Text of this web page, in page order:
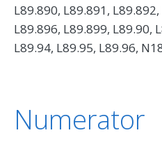
L89.890, L89.891,
L89.896, L89.899, L89.90,
L89.94, L89.95, L89.96,
Numerator